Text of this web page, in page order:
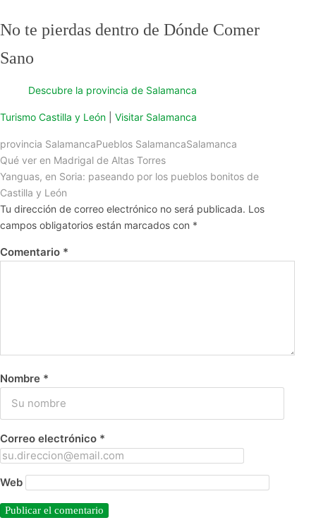
No te pierdas dentro de Dónde Comer
Sano
Descubre la provincia de Salamanca
Turismo Castilla y León Visitar Salamanca
provincia SalamancaPueblos SalamancaSalamanca
Qué ver en Madrigal de Altas Torres
Yanguas, en Soria: paseando por los pueblos bonitos de
Castilla y León
Tu dirección de correo electrónico no será publicada. Los
campos obligatorios están marcados con *
Comentario *
Nombre *
Correo electrónico *
Web